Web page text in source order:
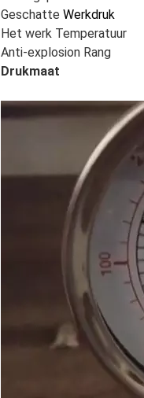
Geschatte Werkdruk
Het werk Temperatuur
Anti-explosion Rang
Drukmaat